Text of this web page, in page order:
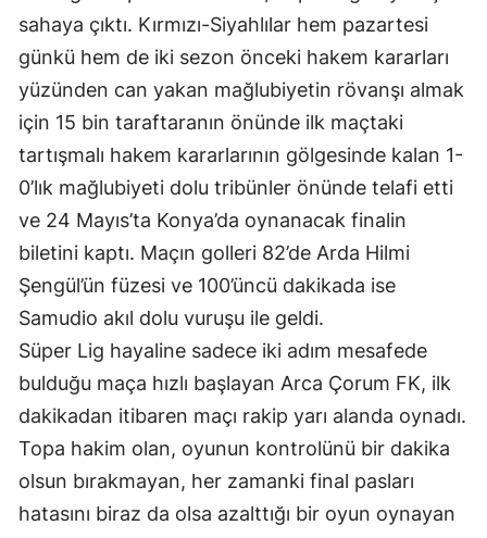
Isparta
Mersin
İstanbul
İzmir
Kars
Kastamonu
Kırklareli
Kırşehir
Kocaeli
Konya
Kütahya
sahaya çıktı. Kırmızı-Siyahlılar hem pazartesi
günkü hem de iki sezon önceki hakem kararları
yüzünden can yakan mağlubiyetin rövanşı almak
için 15 bin taraftaranın önünde ilk maçtaki
tartışmalı hakem kararlarının gölgesinde kalan 1-
0’lık mağlubiyeti dolu tribünler önünde telafi etti
ve 24 Mayıs’ta Konya’da oynanacak finalin
biletini kaptı. Maçın golleri 82’de Arda Hilmi
Şengül’ün füzesi ve 100’üncü dakikada ise
Samudio akıl dolu vuruşu ile geldi.
Süper Lig hayaline sadece iki adım mesafede
bulduğu maça hızlı başlayan Arca Çorum FK, ilk
dakikadan itibaren maçı rakip yarı alanda oynadı.
Topa hakim olan, oyunun kontrolünü bir dakika
olsun bırakmayan, her zamanki final pasları
hatasını biraz da olsa azalttığı bir oyun oynayan